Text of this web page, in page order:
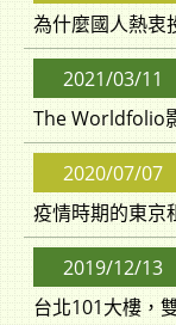
2021/03/11
The Worldfolio
2020/07/07
疫情時期的東京
2019/12/13
台北101大樓，